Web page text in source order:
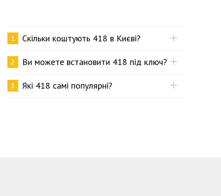
1 Скільки коштують 418 в Києві?
2 Ви можете встановити 418 під ключ?
3 Які 418 самі популярні?